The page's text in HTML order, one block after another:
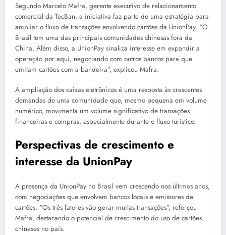
Segundo Marcelo Mafra, gerente executivo de relacionamento
comercial da TecBan, a iniciativa faz parte de uma estratégia para
ampliar o fluxo de transações envolvendo cartões da UnionPay. “O
Brasil tem uma das principais comunidades chinesas fora da
China. Além disso, a UnionPay sinaliza interesse em expandir a
operação por aqui, negociando com outros bancos para que
emitam cartões com a bandeira”, explicou Mafra.
A ampliação dos caixas eletrônicos é uma resposta às crescentes
demandas de uma comunidade que, mesmo pequena em volume
numérico, movimenta um volume significativo de transações
financeiras e compras, especialmente durante o fluxo turístico.
Perspectivas de crescimento e
interesse da UnionPay
A presença da UnionPay no Brasil vem crescendo nos últimos anos,
com negociações que envolvem bancos locais e emissores de
cartões. “Os três fatores vão gerar muitas transações”, reforçou
Mafra, destacando o potencial de crescimento do uso de cartões
chineses no país.